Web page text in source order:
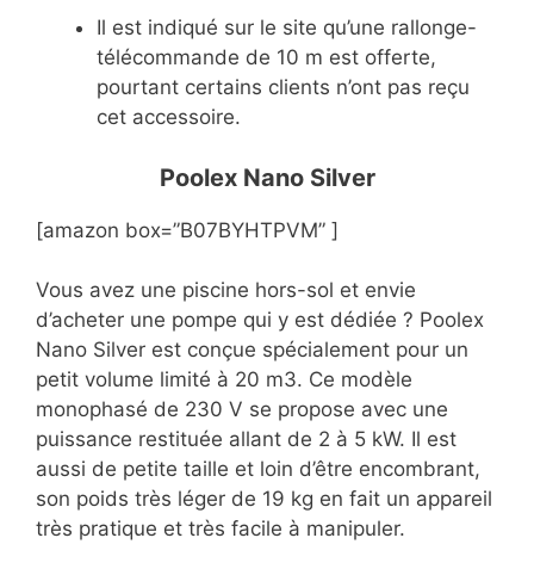
Il est indiqué sur le site qu’une rallonge-
télécommande de 10 m est offerte,
pourtant certains clients n’ont pas reçu
cet accessoire.
Poolex Nano Silver
[amazon box=”B07BYHTPVM” ]
Vous avez une piscine hors-sol et envie
d’acheter une pompe qui y est dédiée ? Poolex
Nano Silver est conçue spécialement pour un
petit volume limité à 20 m3. Ce modèle
monophasé de 230 V se propose avec une
puissance restituée allant de 2 à 5 kW. Il est
aussi de petite taille et loin d’être encombrant,
son poids très léger de 19 kg en fait un appareil
très pratique et très facile à manipuler.